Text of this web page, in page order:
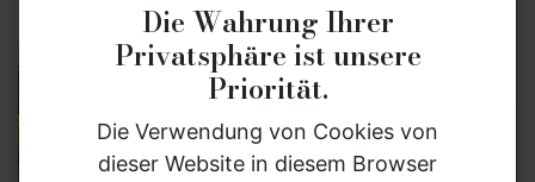
Die Wahrung Ihrer
Privatsphäre ist unsere
Priorität.
Die Verwendung von Cookies von
dieser Website in diesem Browser